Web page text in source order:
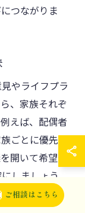
つながりま
やライフプラ
、家族それぞ
えば、配偶者
ごとに優先事
開いて希望や
しましょう。
きる保険選び
ご相談はこちら